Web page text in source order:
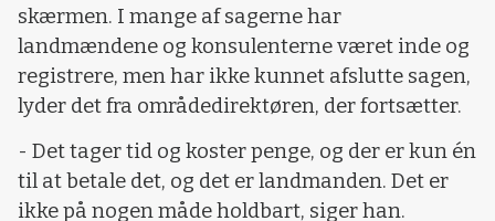
skærmen. I mange af sagerne har
landmændene og konsulenterne været inde og
registrere, men har ikke kunnet afslutte sagen,
lyder det fra områdedirektøren, der fortsætter.
- Det tager tid og koster penge, og der er kun én
til at betale det, og det er landmanden. Det er
ikke på nogen måde holdbart, siger han.